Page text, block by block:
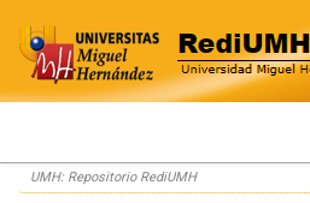
Skip
navigation
UMH: Repositorio RediUMH